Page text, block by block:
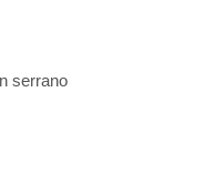
serrano